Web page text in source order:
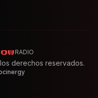
RADIO
derechos reservados.